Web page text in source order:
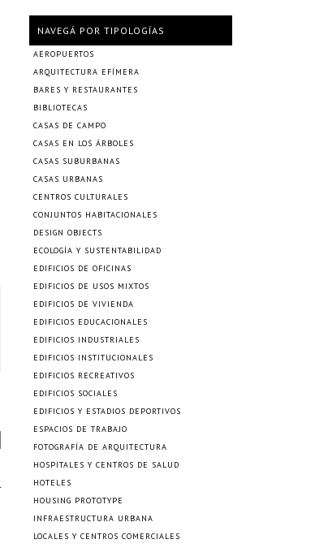
NAVEGÁ POR TIPOLOGÍAS
AEROPUERTOS
ARQUITECTURA EFÍMERA
BARES Y RESTAURANTES
BIBLIOTECAS
CASAS DE CAMPO
CASAS EN LOS ÁRBOLES
CASAS SUBURBANAS
CASAS URBANAS
CENTROS CULTURALES
CONJUNTOS HABITACIONALES
DESIGN OBJECTS
ECOLOGÍA Y SUSTENTABILIDAD
EDIFICIOS DE OFICINAS
EDIFICIOS DE USOS MIXTOS
EDIFICIOS DE VIVIENDA
EDIFICIOS EDUCACIONALES
EDIFICIOS INDUSTRIALES
EDIFICIOS INSTITUCIONALES
EDIFICIOS RECREATIVOS
EDIFICIOS SOCIALES
EDIFICIOS Y ESTADIOS DEPORTIVOS
ESPACIOS DE TRABAJO
FOTOGRAFÍA DE ARQUITECTURA
HOSPITALES Y CENTROS DE SALUD
HOTELES
HOUSING PROTOTYPE
INFRAESTRUCTURA URBANA
LOCALES Y CENTROS COMERCIALES